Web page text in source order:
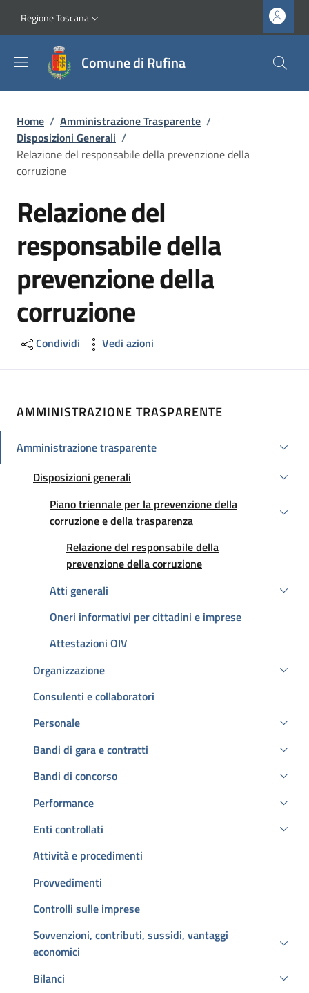
Slim top
Regione Toscana
Comune di Rufina
Briciole di pane
Home / Amministrazione Trasparente /
Disposizioni Generali /
Relazione del responsabile della prevenzione della
corruzione
Relazione del
responsabile della
prevenzione della
corruzione
Condividi Vedi azioni
AMMINISTRAZIONE TRASPARENTE
Amministrazione trasparente
Attivo
Disposizioni generali
Attivo
Piano triennale per la prevenzione della
corruzione e della trasparenza
Attivo
Relazione del responsabile della
prevenzione della corruzione
Atti generali
Oneri informativi per cittadini e imprese
Attestazioni OIV
Organizzazione
Consulenti e collaboratori
Personale
Bandi di gara e contratti
Bandi di concorso
Performance
Enti controllati
Attività e procedimenti
Provvedimenti
Controlli sulle imprese
Sovvenzioni, contributi, sussidi, vantaggi
economici
Bilanci